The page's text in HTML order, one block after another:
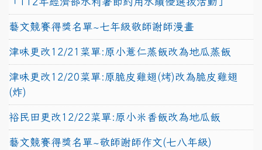
藝文競賽得獎名單~七年級敬師謝師漫畫
津味更改12/21菜單:原小薏仁蒸飯改為地瓜蒸飯
津味更改12/20菜單:原脆皮雞翅(烤)改為脆皮雞翅
(炸)
裕民田更改12/22菜單:原小米香飯改為地瓜飯
藝文競賽得獎名單~敬師謝師作文(七八年級)